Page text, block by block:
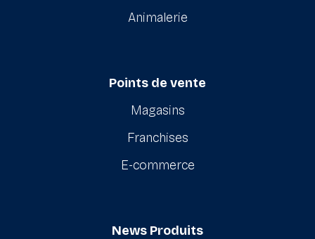
Animalerie
Points de vente
Magasins
Franchises
E-commerce
News Produits